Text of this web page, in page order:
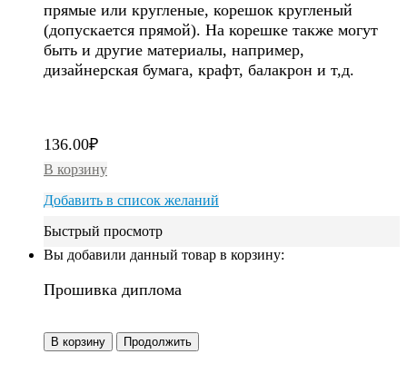
прямые или кругленые, корешок кругленый
(допускается прямой). На корешке также могут
быть и другие материалы, например,
дизайнерская бумага, крафт, балакрон и т,д.
136.00₽
В корзину
Добавить в список желаний
Быстрый просмотр
Вы добавили данный товар в корзину:
Прошивка диплома
В корзину Продолжить